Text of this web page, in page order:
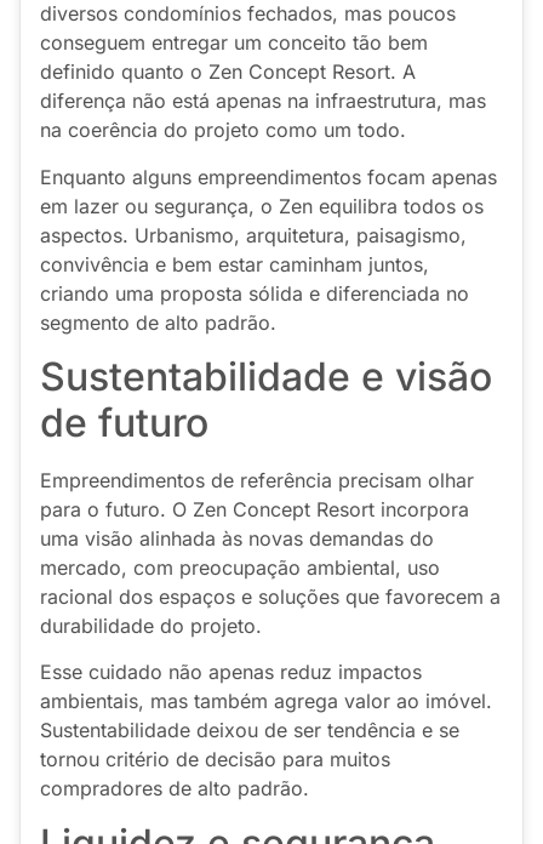
diversos condomínios fechados, mas poucos
conseguem entregar um conceito tão bem
definido quanto o Zen Concept Resort. A
diferença não está apenas na infraestrutura, mas
na coerência do projeto como um todo.
Enquanto alguns empreendimentos focam apenas
em lazer ou segurança, o Zen equilibra todos os
aspectos. Urbanismo, arquitetura, paisagismo,
convivência e bem estar caminham juntos,
criando uma proposta sólida e diferenciada no
segmento de alto padrão.
Sustentabilidade e visão
de futuro
Empreendimentos de referência precisam olhar
para o futuro. O Zen Concept Resort incorpora
uma visão alinhada às novas demandas do
mercado, com preocupação ambiental, uso
racional dos espaços e soluções que favorecem a
durabilidade do projeto.
Esse cuidado não apenas reduz impactos
ambientais, mas também agrega valor ao imóvel.
Sustentabilidade deixou de ser tendência e se
tornou critério de decisão para muitos
compradores de alto padrão.